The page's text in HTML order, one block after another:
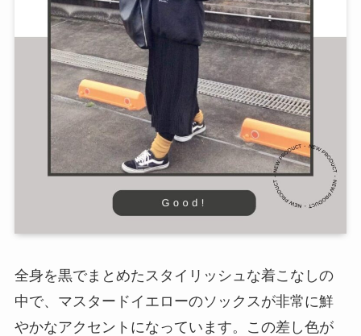
全身を黒でまとめたスタイリッシュな着こなしの
中で、マスタードイエローのソックスが非常に鮮
やかなアクセントになっています。この差し色が